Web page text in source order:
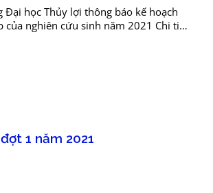
Đại học Thủy lợi thông báo kế hoạch
của nghiên cứu sinh năm 2021 Chi tiết
1 năm 2021